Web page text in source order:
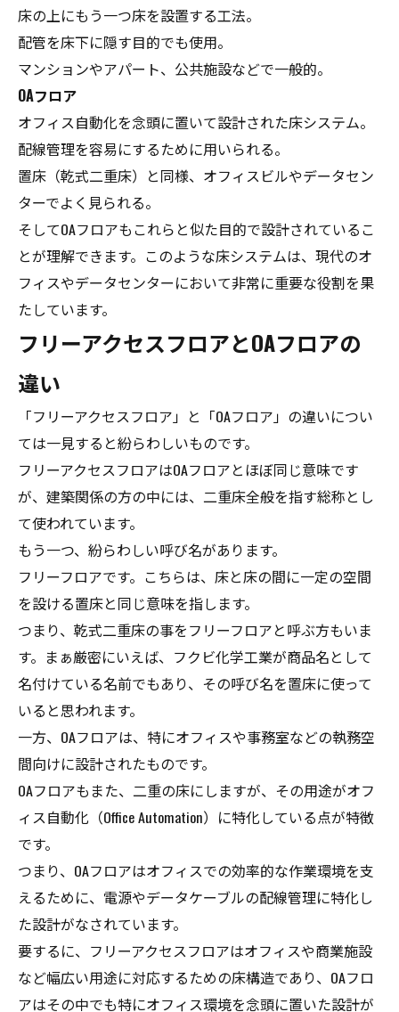
床の上にもう一つ床を設置する工法。
配管を床下に隠す目的でも使用。
マンションやアパート、公共施設などで一般的。
OAフロア
オフィス自動化を念頭に置いて設計された床システム。
配線管理を容易にするために用いられる。
置床（乾式二重床）と同様、オフィスビルやデータセン
ターでよく見られる。
そしてOAフロアもこれらと似た目的で設計されているこ
とが理解できます。このような床システムは、現代のオ
フィスやデータセンターにおいて非常に重要な役割を果
たしています。
フリーアクセスフロアとOAフロアの
違い
「フリーアクセスフロア」と「OAフロア」の違いについ
ては一見すると紛らわしいものです。
フリーアクセスフロアはOAフロアとほぼ同じ意味です
が、建築関係の方の中には、二重床全般を指す総称とし
て使われています。
もう一つ、紛らわしい呼び名があります。
フリーフロアです。こちらは、床と床の間に一定の空間
を設ける置床と同じ意味を指します。
つまり、乾式二重床の事をフリーフロアと呼ぶ方もいま
す。まぁ厳密にいえば、フクビ化学工業が商品名として
名付けている名前でもあり、その呼び名を置床に使って
いると思われます。
一方、OAフロアは、特にオフィスや事務室などの執務空
間向けに設計されたものです。
OAフロアもまた、二重の床にしますが、その用途がオフ
ィス自動化（Office Automation）に特化している点が特徴
です。
つまり、OAフロアはオフィスでの効率的な作業環境を支
えるために、電源やデータケーブルの配線管理に特化し
た設計がなされています。
要するに、フリーアクセスフロアはオフィスや商業施設
など幅広い用途に対応するための床構造であり、OAフロ
アはその中でも特にオフィス環境を念頭に置いた設計が